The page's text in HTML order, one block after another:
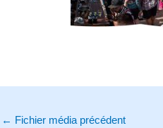
← Fichier média précédent